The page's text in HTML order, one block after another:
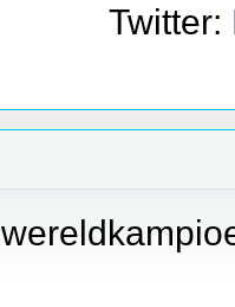
Twitter: